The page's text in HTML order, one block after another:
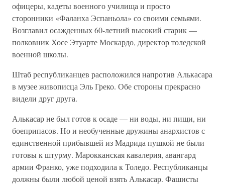
офицеры, кадеты военного училища и просто
сторонники «Фаланха Эспаньола» со своими семьями.
Возглавил осажденных 60-летний высокий старик —
полковник Хосе Этуарте Москардо, директор толедской
военной школы.
Штаб республиканцев расположился напротив Алькасара
в музее живописца Эль Греко. Обе стороны прекрасно
видели друг друга.
Алькасар не был готов к осаде — ни воды, ни пищи, ни
боеприпасов. Но и необученные дружины анархистов с
единственной прибывшей из Мадрида пушкой не были
готовы к штурму. Марокканская кавалерия, авангард
армии Франко, уже подходила к Толедо. Республиканцы
должны были любой ценой взять Алькасар. Фашисты